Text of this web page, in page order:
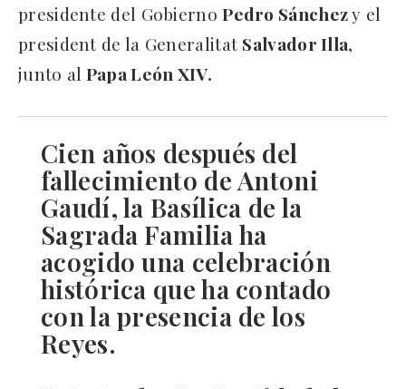
presidente del GobiernoPedro Sánchezy el
president de la Generalitat Salvador Illa,
junto al Papa León XIV.
Cien años después del
fallecimiento de Antoni
Gaudí, la Basílica de la
Sagrada Familia ha
acogido una celebración
histórica que ha contado
con la presencia de los
Reyes.